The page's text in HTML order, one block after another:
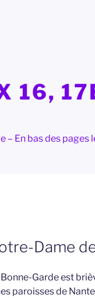
16,
En bas des
Dame
Garde est
paroisses de